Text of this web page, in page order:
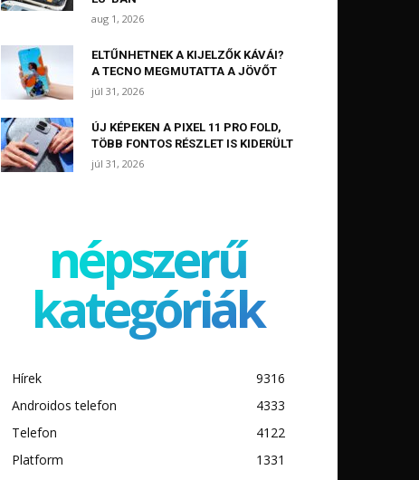
aug 1, 2026
ELTŰNHETNEK A KIJELZŐK KÁVÁI?
A TECNO MEGMUTATTA A JÖVŐT
júl 31, 2026
ÚJ KÉPEKEN A PIXEL 11 PRO FOLD,
TÖBB FONTOS RÉSZLET IS KIDERÜLT
júl 31, 2026
népszerű
kategóriák
Hírek
9316
Androidos telefon
4333
Telefon
4122
Platform
1331